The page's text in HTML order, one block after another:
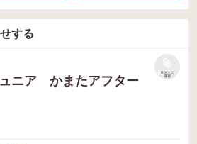
する
ニア かまたアフター
リストに
保存